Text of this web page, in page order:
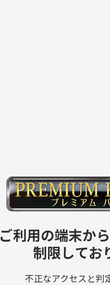
ご利用の端末か
制限してお
不正なアクセスと判